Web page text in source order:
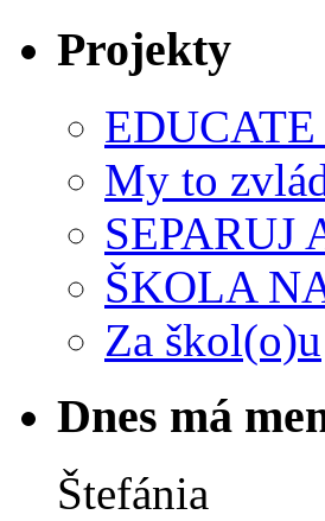
Projekty
My to
SEPARUJ
ŠKOLA
Za škol(o)u
Dnes má
Štefánia